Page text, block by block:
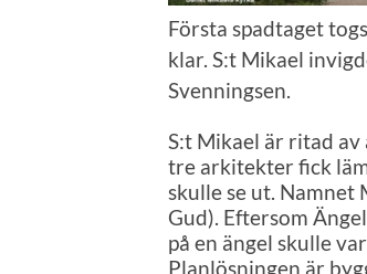
Första spadtaget
klar. S:t Mikael
Svenningsen.
S:t Mikael är ritad
tre arkitekter fick
skulle se ut. Namnet
Gud). Eftersom
på en ängel skulle
Planlösningen är